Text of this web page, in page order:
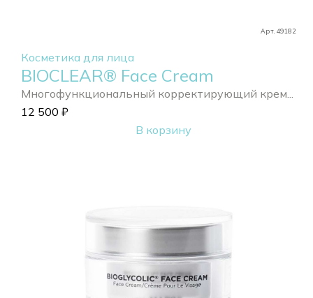
Арт. 49182
Косметика для лица
BIOCLEAR® Face Cream
Многофункциональный корректирующий крем...
12 500 ₽
В корзину